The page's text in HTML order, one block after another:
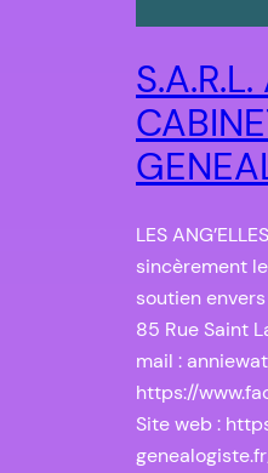
LES
sincèrement
soutien
85 Rue Saint
mail :
https://
Site web :